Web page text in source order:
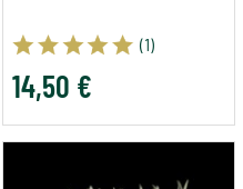
(1)
14,50 €